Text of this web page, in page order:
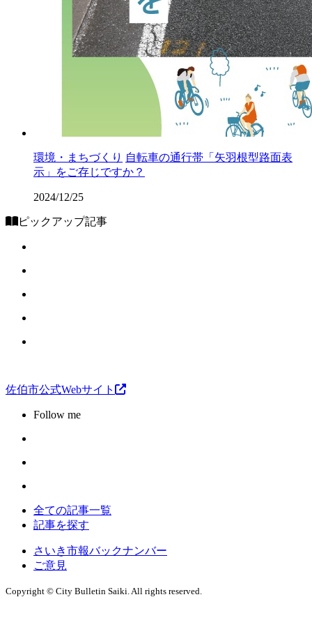
環境・まちづくり 自転車の通行帯「矢羽根型路面表
示」をご存じですか？
2024/12/25
ピックアップ記事
佐伯市公式Webサイト
Follow me
全ての記事一覧
記事を探す
さいき市報バックナンバー
ご意見
Copyright © City Bulletin Saiki. All rights reserved.